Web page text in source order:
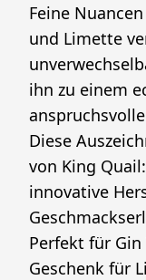
Feine
und Limette
ihn zu einem
Diese
von King
innovative
Perfekt für
Geschenk für